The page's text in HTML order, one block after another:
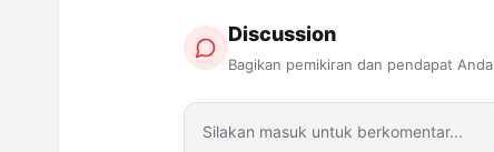
Discussion
Bagikan pemikiran dan pendapat Anda